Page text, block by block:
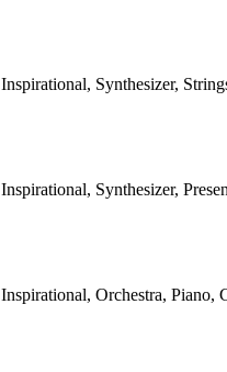
Inspirational, Synthesizer,
Inspirational, Synthesizer,
Inspirational, Orchestra,